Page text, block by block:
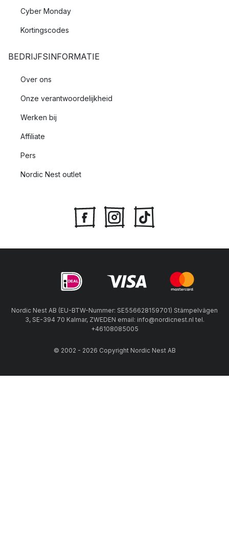
Cyber Monday
Kortingscodes
BEDRIJFSINFORMATIE
Over ons
Onze verantwoordelijkheid
Werken bij
Affiliate
Pers
Nordic Nest outlet
Nordic Nest AB (EU-BTW-Nummer: SE556628159701) Stämpelvägen
3, SE-394 70 Kalmar, ZWEDEN email: info@nordicnest.nl tel.
+46108085005
© 2002 - 2026 Copyright Nordic Nest AB